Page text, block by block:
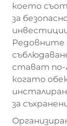
което
за
Редовните
стават по-
когато
за